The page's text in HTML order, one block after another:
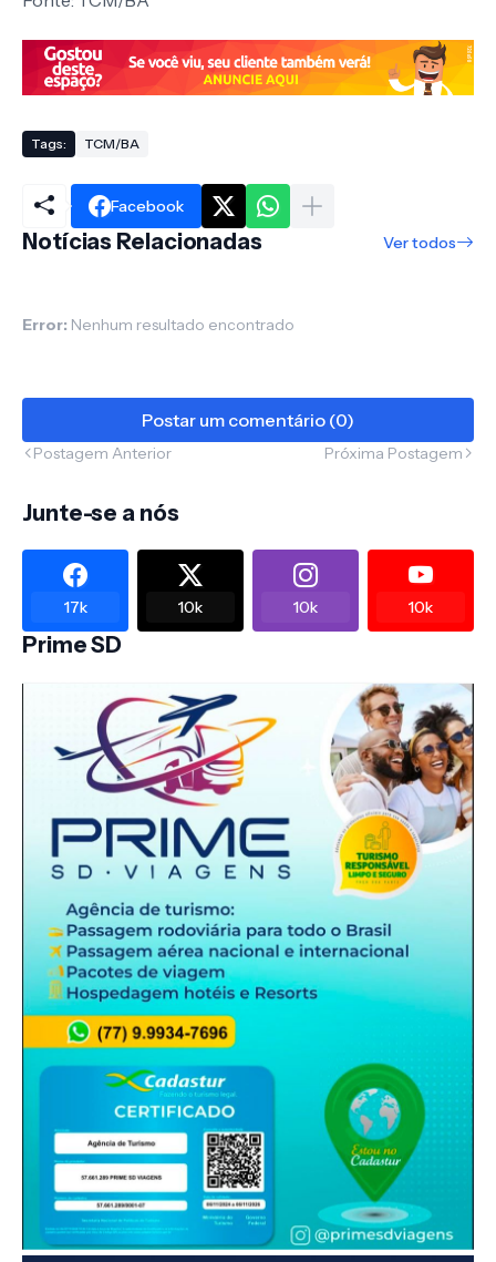
Tags: TCM/BA
Facebook
Notícias Relacionadas Ver todos
Error: Nenhum resultado encontrado
Postar um comentário (0)
Postagem Anterior Próxima Postagem
Junte-se a nós
17k 10k 10k 10k
Prime SD